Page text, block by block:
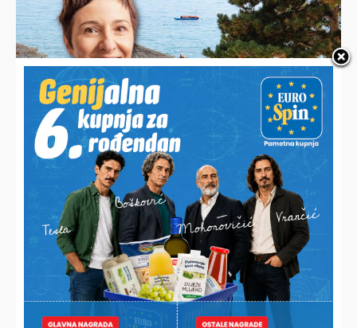
SAVJETI DR. IVANE BARDEK
Liječnica pojasnila što točno označava SPF na kremi za
sunčanje i upozorila na jednu važnu stvar koju većina ljudi
ne zna